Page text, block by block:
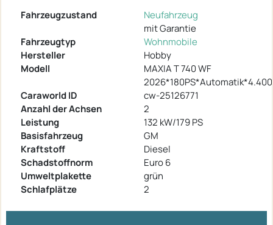
Fahrzeugzustand
Neufahrzeug
mit Garantie
Fahrzeugtyp
Wohnmobile
Hersteller
Hobby
Modell
MAXIA T 740 WF
Caraworld ID
cw-25126771
Anzahl der Achsen
2
Leistung
132 kW/179 PS
Basisfahrzeug
GM
Kraftstoff
Diesel
Schadstoffnorm
Euro 6
Umweltplakette
grün
Schlafplätze
2